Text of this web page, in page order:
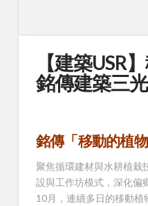
【建築USR
銘傳建築三
銘傳「移動的植物
聚焦循環建材與水耕植栽
設與工作坊模式，深化偏
10月，連續多日的移動